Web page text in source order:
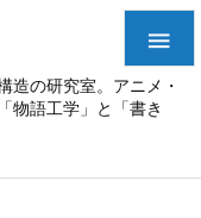
造の研究室。アニメ・
物語工学」と「書き
